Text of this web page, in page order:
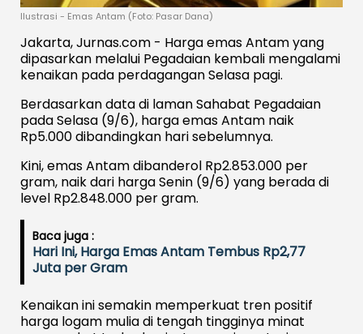
Ilustrasi - Emas Antam (Foto: Pasar Dana)
Jakarta, Jurnas.com - Harga emas Antam yang
dipasarkan melalui Pegadaian kembali mengalami
kenaikan pada perdagangan Selasa pagi.
Berdasarkan data di laman Sahabat Pegadaian
pada Selasa (9/6), harga emas Antam naik
Rp5.000 dibandingkan hari sebelumnya.
Kini, emas Antam dibanderol Rp2.853.000 per
gram, naik dari harga Senin (9/6) yang berada di
level Rp2.848.000 per gram.
Baca juga :
Hari Ini, Harga Emas Antam Tembus Rp2,77
Juta per Gram
Kenaikan ini semakin memperkuat tren positif
harga logam mulia di tengah tingginya minat